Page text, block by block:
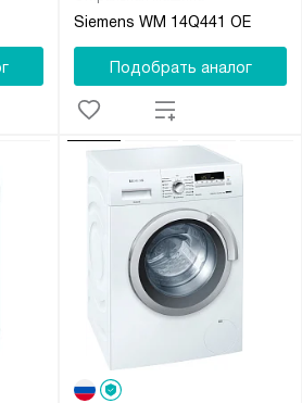
Siemens WM 14Q441 OE
Подобрать аналог